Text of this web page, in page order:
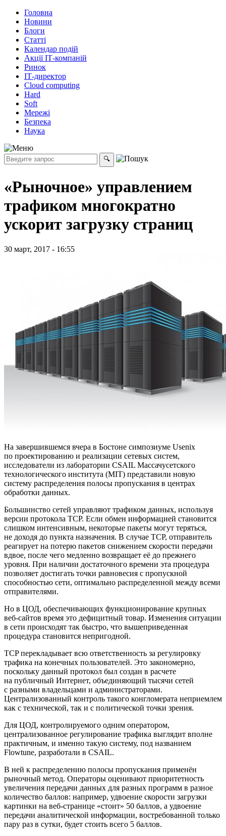
Головна
Новини
Блоги
Статті
Календар подій
Акції ІТ-компаній
Ринок
ІТ-директор
Cloud computing
Hard
Soft
Мережі
Безпека
Наука
«Рыночное» управлением
трафиком многократно
ускорит загрузку страниц
30 март, 2017 - 16:55
На завершившемся вчера в Бостоне симпозиуме Usenix
по проектированию и реализации сетевых систем,
исследователи из лаборатории CSAIL Массачусетского
технологического института (MIT) представили новую
систему распределения полосы пропускания в центрах
обработки данных.
Большинство сетей управляют трафиком данных, используя
версии протокола TCP. Если обмен информацией становится
слишком интенсивным, некоторые пакеты могут теряться,
не доходя до пункта назначения. В случае TCP, отправитель
реагирует на потерю пакетов снижением скорости передачи
вдвое, после чего медленно возвращает её до прежнего
уровня. При наличии достаточного времени эта процедура
позволяет достигать точки равновесия с пропускной
способностью сети, оптимально распределенной между всеми
отправителями.
Но в ЦОД, обеспечивающих функционирование крупных
веб-сайтов время это дефицитный товар. Изменения ситуации
в сети происходят так быстро, что вышеприведенная
процедура становится непригодной.
TCP перекладывает всю ответственность за регулировку
трафика на конечных пользователей. Это закономерно,
поскольку данный протокол был создан в расчете
на публичный Интернет, объединяющий тысячи сетей
с разными владельцами и администраторами.
Централизованный контроль такого конгломерата неприемлем
как с технической, так и с политической точки зрения.
Для ЦОД, контролируемого одним оператором,
централизованное регулирование трафика выглядит вполне
практичным, и именно такую систему, под названием
Flowtune, разработали в CSAIL.
В ней к распределению полосы пропускания применён
рыночный метод. Операторы оценивают приоритетность
увеличения передачи данных для разных программ в разное
количество баллов: например, удвоение скорости загрузки
картинки на веб-странице «стоит» 50 баллов, а удвоение
передачи аналитической информации, востребованной только
пару раз в сутки, будет стоить всего 5 баллов.